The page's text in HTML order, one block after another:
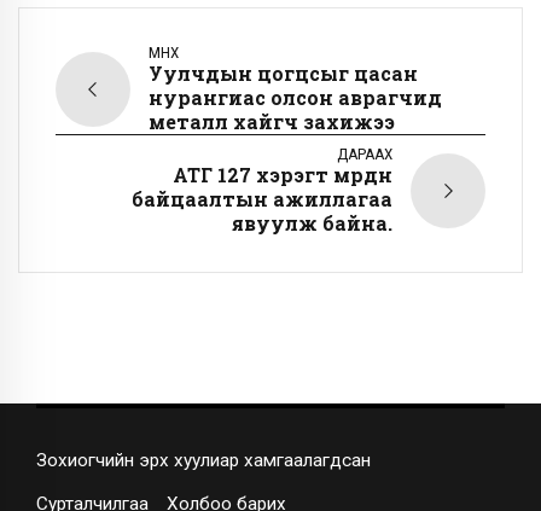
ӨМНӨХ
Уулчдын цогцсыг цасан
нурангиас олсон аврагчид
металл хайгч захижээ
ДАРААХ
АТГ 127 хэрэгт мөрдөн
байцаалтын ажиллагаа
явуулж байна.
Зохиогчийн эрх хуулиар хамгаалагдсан
Сурталчилгаа Холбоо барих